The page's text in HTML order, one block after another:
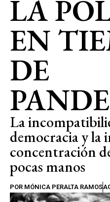
LA
EN
DE
La
democracia y la
concentración
pocas manos
POR MÓNICA PERALTA RAMOS